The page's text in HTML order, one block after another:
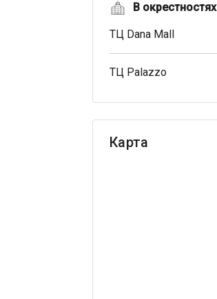
В окрестностях
ТЦ Dana Mall
ТЦ Palazzo
Карта